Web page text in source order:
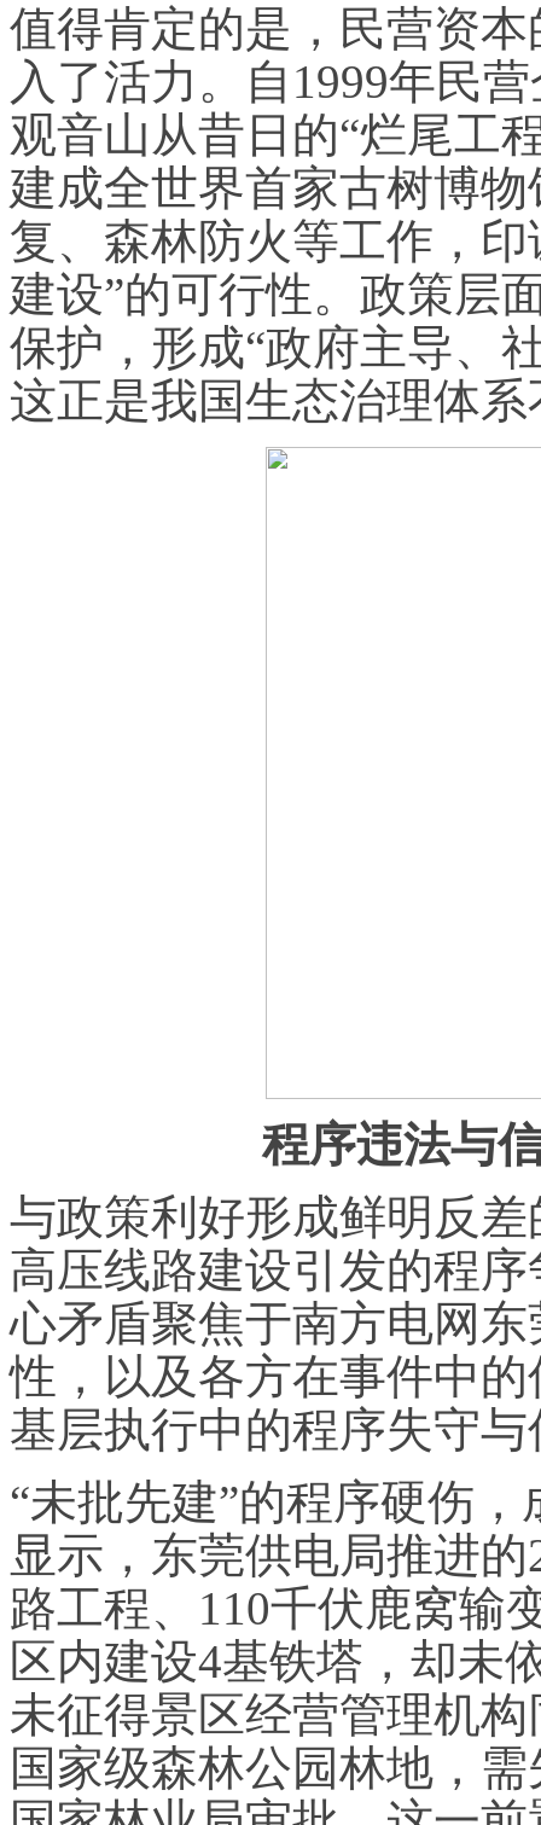
值得肯定的是，民营资
入了活力。自1999年民
观音山从昔日的“烂尾工
建成全世界首家古树博
复、森林防火等工作，
建设”的可行性。政策层
保护，形成“政府主导、
这正是我国生态治理体
程序违法与
与政策利好形成鲜明反
高压线路建设引发的程
心矛盾聚焦于南方电网
性，以及各方在事件中
基层执行中的程序失守
“未批先建”的程序硬伤
显示，东莞供电局推进
路工程、110千伏鹿窝输
区内建设4基铁塔，却未
未征得景区经营管理机
国家级森林公园林地，